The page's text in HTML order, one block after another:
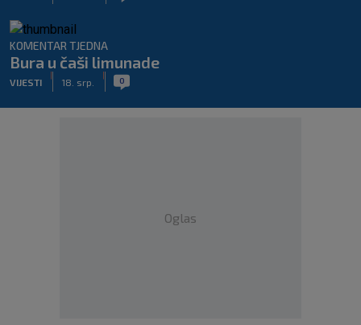
KOMENTAR TJEDNA
Bura u čaši limunade
VIJESTI 18. srp. 0
Oglas